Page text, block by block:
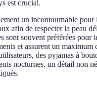
est crucial.
un incontournable
afin de respecter la peau
sont souvent préférées pour
et assurent un maximum
des pyjamas à
nocturnes, un détail non